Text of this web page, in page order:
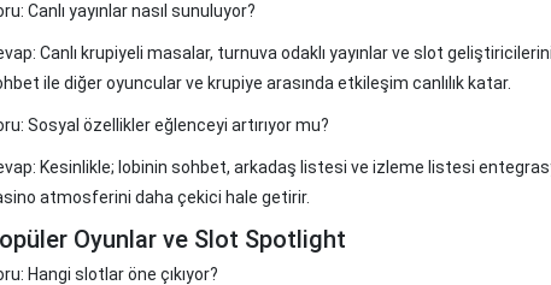
Canlı yayınlar nasıl sunuluyor?
Canlı krupiyeli masalar, turnuva odaklı yayınlar ve slot
ile diğer oyuncular ve krupiye arasında etkileşim canlılık katar.
Sosyal özellikler eğlenceyi artırıyor mu?
Kesinlikle; lobinin sohbet, arkadaş listesi ve izleme listesi
atmosferini daha çekici hale getirir.
Oyunlar ve Slot Spotlight
Hangi slotlar öne çıkıyor?